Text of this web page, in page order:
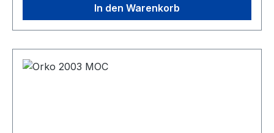
In den Warenkorb